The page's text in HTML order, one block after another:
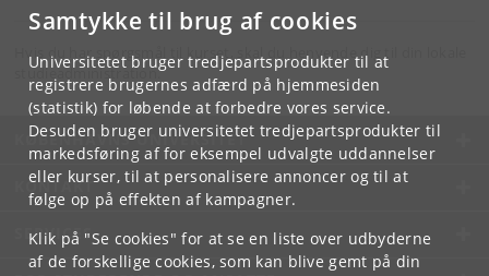
Samtykke til brug af cookies
Universitetet bruger tredjepartsprodukter til at
registrere brugernes adfærd på hjemmesiden
(statistik) for løbende at forbedre vores service.
Desuden bruger universitetet tredjepartsprodukter til
markedsføring af for eksempel udvalgte uddannelser
eller kurser, til at personalisere annoncer og til at
følge op på effekten af kampagner.
Klik på "Se cookies" for at se en liste over udbyderne
af de forskellige cookies, som kan blive gemt på din
Hvis du har spørgsmål til kurset, skal du henvende dig til din lokale
studieadministration.
KØBENHAVNS UNIVERSITET
KONTAKT
SERVICES